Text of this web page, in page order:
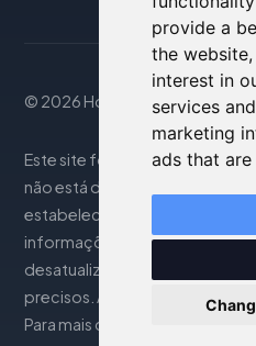
provide a
the website,
interest in
services
marketing
ads that
© 2026 Housity.net
Este site fornece informações
não está de forma alguma
estabelecimentos de
informações exibidas podem
desatualizadas; consulte o site
precisos. As reservas são
Para mais detalhes, consulte a